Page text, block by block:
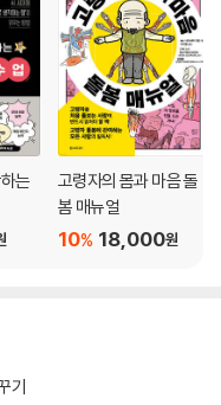
원
는
고령자의 몸과 마음 돌
봄 매뉴얼
18,000원
10%
기